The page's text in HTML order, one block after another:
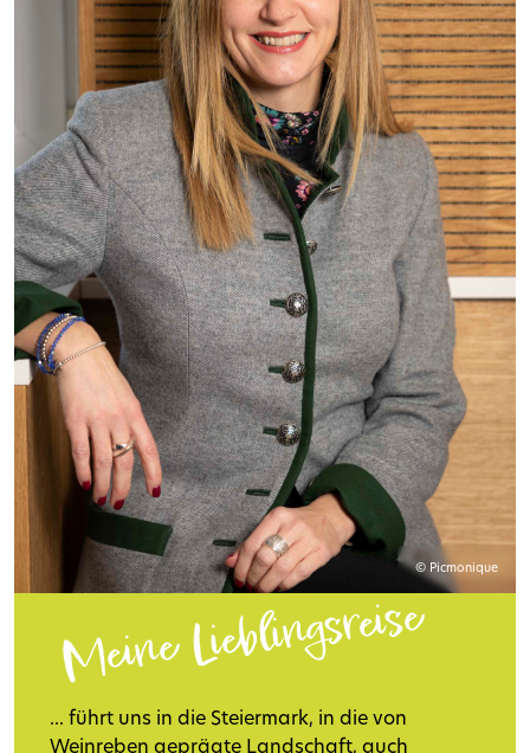
© Picmonique
Meine Lieblingsreise
... führt uns in die Steiermark, in die von
Weinreben geprägte Landschaft, auch